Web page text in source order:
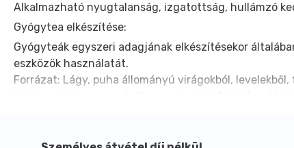
Alkalmazható nyugtalanság, izgatottság, hullámzó
Gyógytea elkészítése:
Gyógyteák egyszeri adagjának elkészítésekor
eszközök használatát.
Forrázat: Lágy, puha állományú virágokból,
teakeveréket a megadott mennyiségű, forrásban